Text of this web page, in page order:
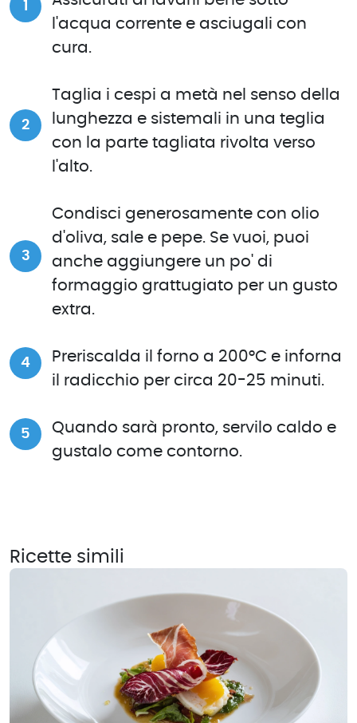
l'acqua corrente e asciugali con
cura.
Taglia i cespi a metà nel senso della
lunghezza e sistemali in una teglia
con la parte tagliata rivolta verso
l'alto.
Condisci generosamente con olio
d'oliva, sale e pepe. Se vuoi, puoi
anche aggiungere un po' di
formaggio grattugiato per un gusto
extra.
Preriscalda il forno a 200°C e inforna
il radicchio per circa 20-25 minuti.
Quando sarà pronto, servilo caldo e
gustalo come contorno.
Ricette simili